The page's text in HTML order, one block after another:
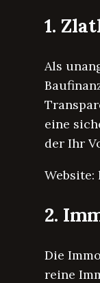
1.
Als
eine
der Ihr
2.
Die
reine